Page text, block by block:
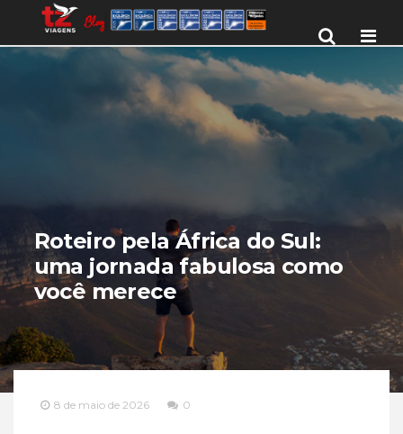
Roteiro pela África do Sul:
uma jornada fabulosa como
você merece
8 de maio de 2026 0